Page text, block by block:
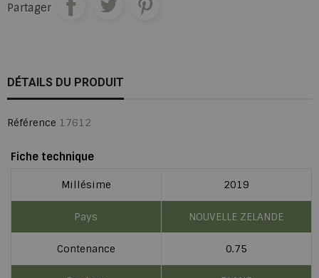
Partager
DÉTAILS DU PRODUIT
Référence 17612
Fiche technique
Millésime 2019
Pays NOUVELLE ZELANDE
Contenance 0.75